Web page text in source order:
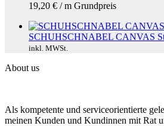
19,20 € /m Grundpreis
SCHUHSCHNABEL CANVAS
inkl. MWSt.
About us
Als kompetente und serviceorientierte
meinen Kunden und Kundinnen mit Rat